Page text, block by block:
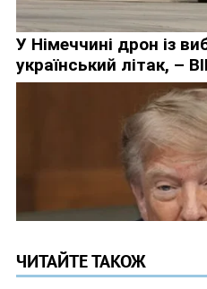
ЧИТАЙТЕ ТАКОЖ